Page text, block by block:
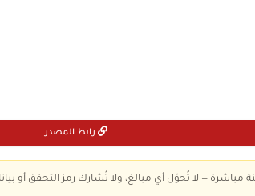
رابط المصدر
مباشرة — لا تُحوّل أي مبالغ، ولا تُشارك رمز التحقق أو